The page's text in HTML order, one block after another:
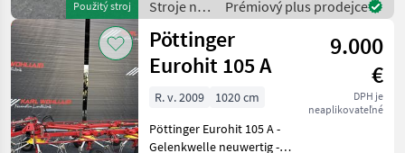
Použitý stroj
Stroje na
zber
objemových
krmív /
Pöttinger
Prémiový plus prodejce
Pöttinger
Eurohit 105 A
9.000
€
DPH je
neaplikovateľné
R. v. 2009
1020 cm
Pöttinger Eurohit 105 A -
Gelenkwelle neuwertig -